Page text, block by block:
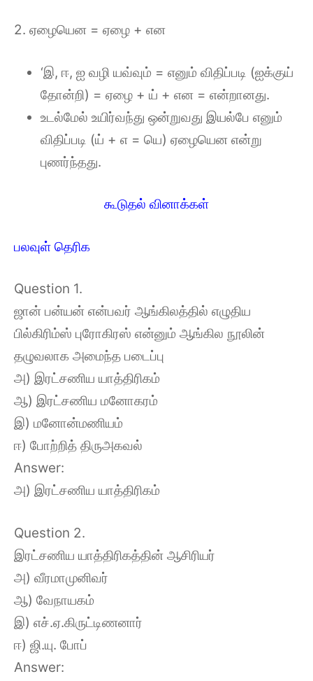
2. ஏழையென = ஏழை + என
‘இ, ஈ, ஐ வழி யவ்வும் = எனும் விதிப்படி (ஐக்குய்
தோன்றி) = ஏழை + ய் + என = என்றானது.
உடல்மேல் உயிர்வந்து ஒன்றுவது இயல்பே எனும்
விதிப்படி (ய் + எ = யெ) ஏழையென என்று
புணர்ந்தது.
கூடுதல் வினாக்கள்
பலவுள் தெரிக
Question 1.
ஜான் பன்யன் என்பவர் ஆங்கிலத்தில் எழுதிய
பில்கிரிம்ஸ் புரோகிரஸ் என்னும் ஆங்கில நூலின்
தழுவலாக அமைந்த படைப்பு
அ) இரட்சணிய யாத்திரிகம்
ஆ) இரட்சணிய மனோகரம்
இ) மனோன்மணியம்
ஈ) போற்றித் திருஅகவல்
Answer:
அ) இரட்சணிய யாத்திரிகம்
Question 2.
இரட்சணிய யாத்திரிகத்தின் ஆசிரியர்
அ) வீரமாமுனிவர்
ஆ) வேநாயகம்
இ) எச்.ஏ.கிருட்டிணனார்
ஈ) ஜி.யு. போப்
Answer: